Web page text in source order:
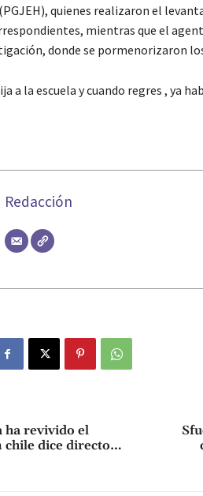
quienes realizaron el
mientras que el
donde se pormenorizaron
a la escuela y cuando regres , ya
Redacción
ha revivido el
chile dice directo…